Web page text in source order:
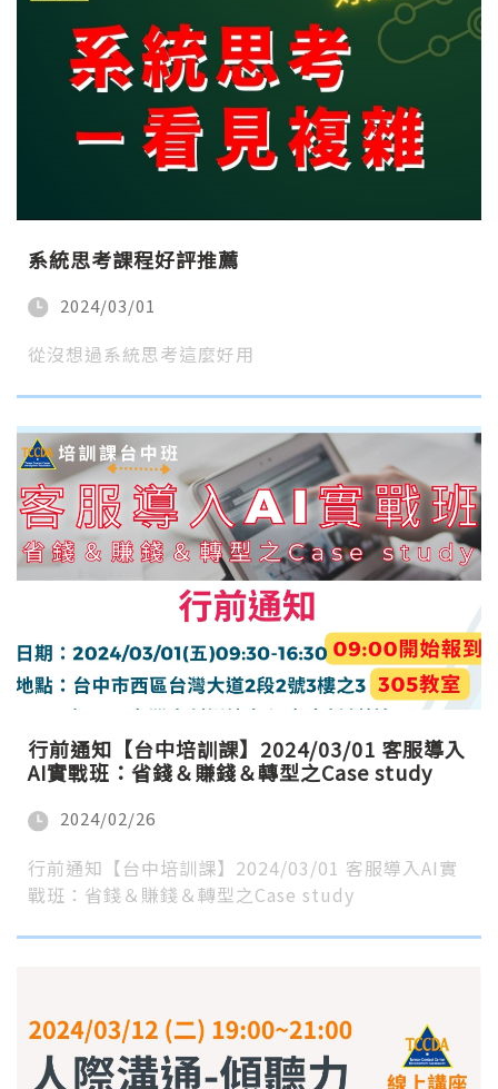
系統思考課程好評推薦
2024/03/01
從沒想過系統思考這麼好用
行前通知【台中培訓課】2024/03/01 客服導入
AI實戰班：省錢＆賺錢＆轉型之Case study
2024/02/26
行前通知【台中培訓課】2024/03/01 客服導入AI實
戰班：省錢＆賺錢＆轉型之Case study